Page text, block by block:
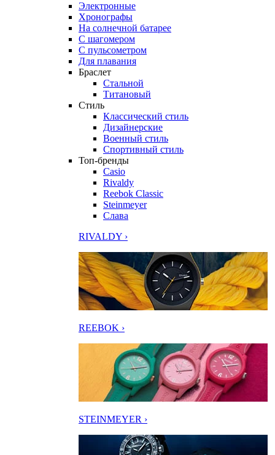
Электронные
Хронографы
На солнечной батарее
С шагомером
С пульсометром
Для плавания
Браслет
Стальной
Титановый
Стиль
Классический стиль
Дизайнерские
Военный стиль
Спортивный стиль
Топ-бренды
Casio
Rivaldy
Reebok Classic
Steinmeyer
Слава
RIVALDY ›
REEBOK ›
STEINMEYER ›